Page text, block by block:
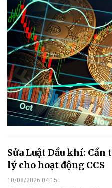
Sửa Luật Dầu khí:
lý cho hoạt động CCS
10/08/2026 04:15